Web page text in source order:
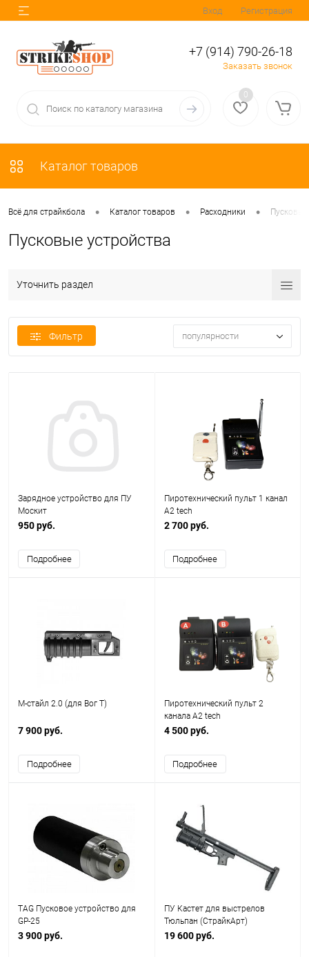
Вход Регистрация
+7 (914) 790-26-18
Заказать звонок
0
Каталог товаров
Всё для страйкбола • Каталог товаров • Расходники •
Пусковые устройства
Уточнить раздел
Фильтр популярности
Зарядное устройство для ПУ
Москит
950 руб.
Подробнее
Пиротехнический пульт 1 канал
A2 tech
2 700 руб.
Подробнее
М-стайл 2.0 (для Вог Т)
7 900 руб.
Подробнее
Пиротехнический пульт 2
канала A2 tech
4 500 руб.
Подробнее
TAG Пусковое устройство для
GP-25
3 900 руб.
ПУ Кастет для выстрелов
Тюльпан (СтрайкАрт)
19 600 руб.